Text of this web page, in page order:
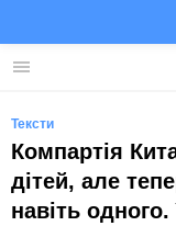
Меню
Тексти
Компартія
дітей, але
навіть одного.